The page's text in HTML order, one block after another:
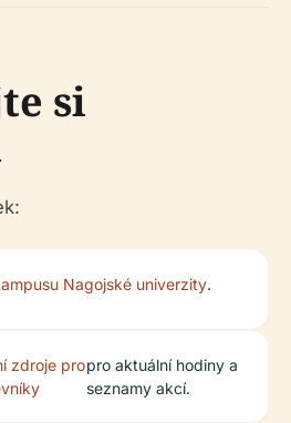
si
Nagojské univerzity.
zdroje propro aktuální hodiny a
seznamy akcí.